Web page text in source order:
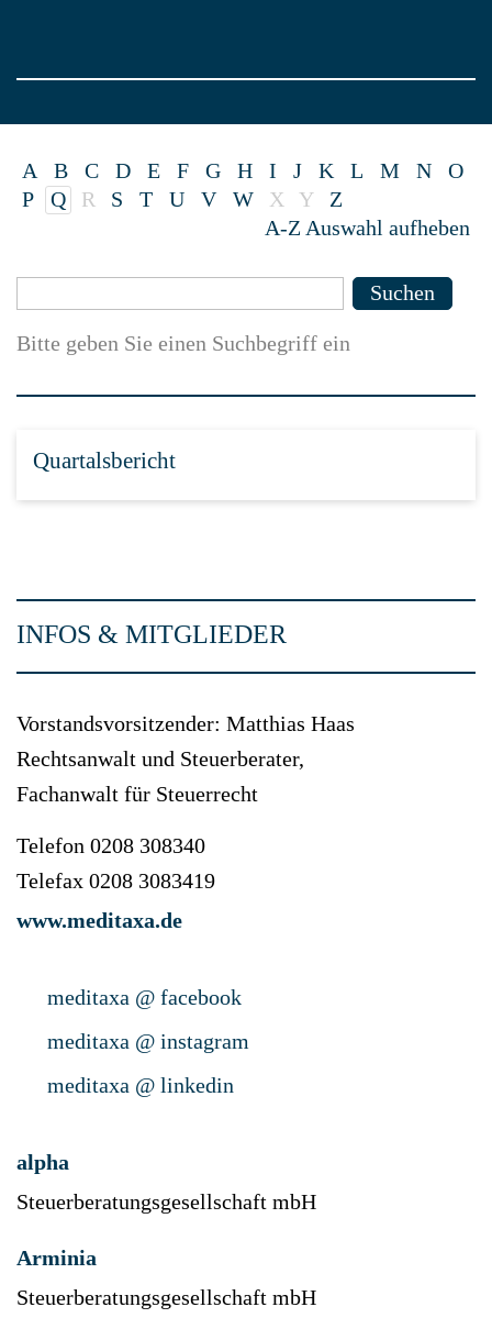
A B C D E F G H I J K L M N
O
P
Q R S T U V W X Y
Z
A-Z Auswahl aufheben
Suchen
Bitte geben Sie einen Suchbegriff ein
Quartalsbericht
INFOS & MITGLIEDER
Vorstandsvorsitzender: Matthias Haas
Rechtsanwalt und Steuerberater,
Fachanwalt für Steuerrecht
Telefon 0208 308340
Telefax 0208 3083419
www.meditaxa.de
meditaxa @ facebook
meditaxa @ instagram
meditaxa @ linkedin
alpha
Steuerberatungsgesellschaft mbH
Arminia
Steuerberatungsgesellschaft mbH